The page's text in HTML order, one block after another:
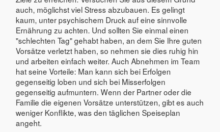
auch, möglichst viel Stress abzubauen. Es gelingt
kaum, unter psychischem Druck auf eine sinnvolle
Ernährung zu achten. Und sollten Sie einmal einen
"schlechten Tag" gehabt haben, an dem Sie Ihre guten
Vorsätze verletzt haben, so nehmen sie dies ruhig hin
und arbeiten einfach weiter. Auch Abnehmen im Team
hat seine Vorteile: Man kann sich bei Erfolgen
gegenseitig loben und sich bei Misserfolgen
gegenseitig aufmuntern. Wenn der Partner oder die
Familie die eigenen Vorsätze unterstützen, gibt es auch
weniger Konflikte, was den täglichen Speiseplan
angeht.